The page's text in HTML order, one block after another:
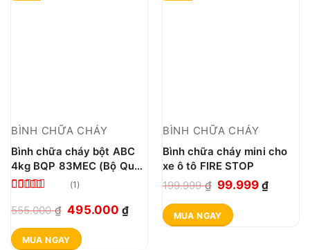
BÌNH CHỮA CHÁY
Bình chữa cháy bột ABC
4kg BQP 83MEC (Bộ Quốc
Phòng)
5 sao
(1)
555.000₫ Giá
gốc
là:
495.000₫Giá
MUA NGAY
BÌNH CHỮA CHÁY
Bình chữa cháy mini cho
xe ô tô FIRE STOP
199.999₫ Giá
gốc
là:
99.999₫Giá
MUA NGAY